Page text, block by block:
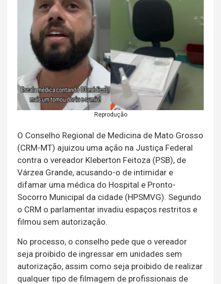
Reprodução
O Conselho Regional de Medicina de Mato Grosso
(CRM-MT) ajuizou uma ação na Justiça Federal
contra o vereador Kleberton Feitoza (PSB), de
Várzea Grande, acusando-o de intimidar e
difamar uma médica do Hospital e Pronto-
Socorro Municipal da cidade (HPSMVG). Segundo
o CRM o parlamentar invadiu espaços restritos e
filmou sem autorização.
No processo, o conselho pede que o vereador
seja proibido de ingressar em unidades sem
autorização, assim como seja proibido de realizar
qualquer tipo de filmagem de profissionais de